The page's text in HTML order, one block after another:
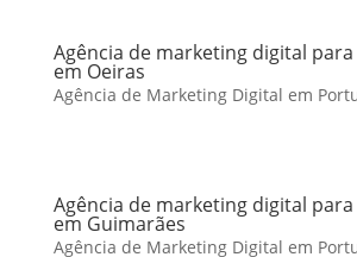
Agência de marketing digital
em Oeiras
Agência de Marketing Digital em
Agência de marketing digital
em Guimarães
Agência de Marketing Digital em